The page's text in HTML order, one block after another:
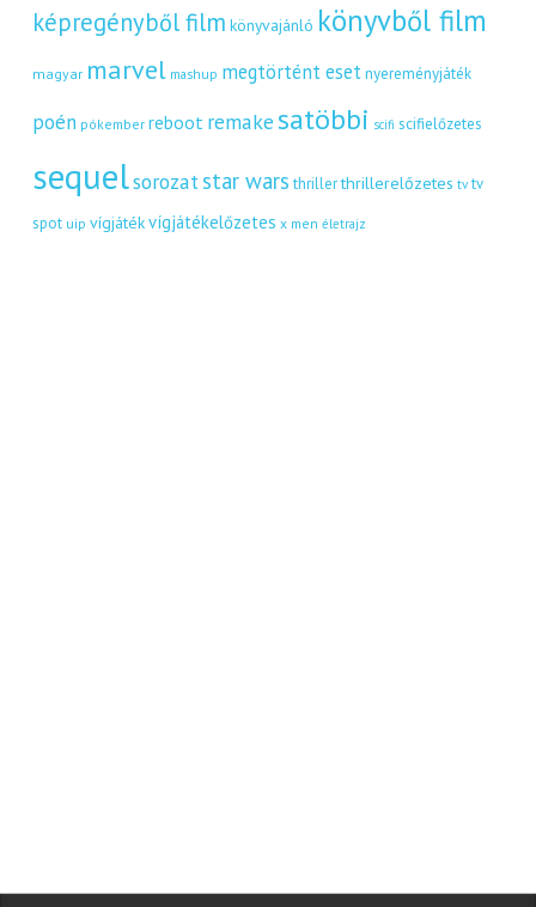
képregényből film könyvajánló könyvből film
magyar marvel mashup megtörtént eset nyereményjáték
poén pókember reboot remakesatöbbi scifi scifielőzetes
sequelsorozatstar wars thriller thrillerelőzetes tv tv
spot uip vígjátékvígjátékelőzetes x men életrajz